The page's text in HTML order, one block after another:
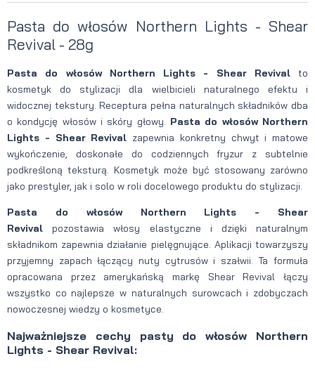
Pasta do włosów Northern Lights - Shear
Revival - 28g
Pasta do włosów Northern Lights - Shear Revival to
kosmetyk do stylizacji dla wielbicieli naturalnego efektu i
widocznej tekstury. Receptura pełna naturalnych składników dba
o kondycję włosów i skóry głowy. Pasta do włosów Northern
Lights - Shear Revival zapewnia konkretny chwyt i matowe
wykończenie, doskonałe do codziennych fryzur z subtelnie
podkreśloną teksturą. Kosmetyk może być stosowany zarówno
jako prestyler, jak i solo w roli docelowego produktu do stylizacji.
Pasta do włosów Northern Lights - Shear
Revival pozostawia włosy elastyczne i dzięki naturalnym
składnikom zapewnia działanie pielęgnujące. Aplikacji towarzyszy
przyjemny zapach łączący nuty cytrusów i szałwii. Ta formuła
opracowana przez amerykańską markę Shear Revival łączy
wszystko co najlepsze w naturalnych surowcach i zdobyczach
nowoczesnej wiedzy o kosmetyce.
Najważniejsze cechy pasty do włosów Northern
Lights - Shear Revival: